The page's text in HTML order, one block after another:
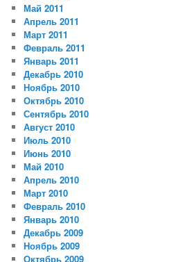
Май 2011
Апрель 2011
Март 2011
Февраль 2011
Январь 2011
Декабрь 2010
Ноябрь 2010
Октябрь 2010
Сентябрь 2010
Август 2010
Июль 2010
Июнь 2010
Май 2010
Апрель 2010
Март 2010
Февраль 2010
Январь 2010
Декабрь 2009
Ноябрь 2009
Октябрь 2009